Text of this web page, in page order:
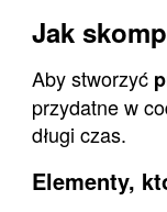
Jak
Aby stworzyć
przydatne w
długi czas.
Elementy,